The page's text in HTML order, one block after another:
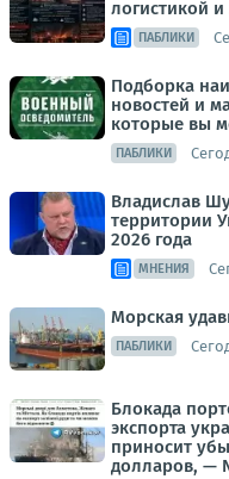
логистикой
ПАБЛИКИ
Подборка
новостей и
которые вы
ПАБЛИКИ
Владислав
территории
2026 года
МНЕНИЯ
Морская
ПАБЛИКИ
Блокада
экспорта
приносит
долларов, —